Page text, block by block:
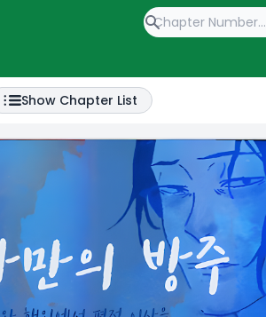
Show Chapter List